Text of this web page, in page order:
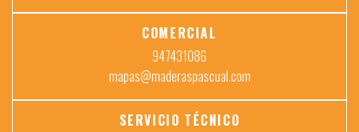
COMERCIAL
947431086
mapas@maderaspascual.com
SERVICIO TÉCNICO